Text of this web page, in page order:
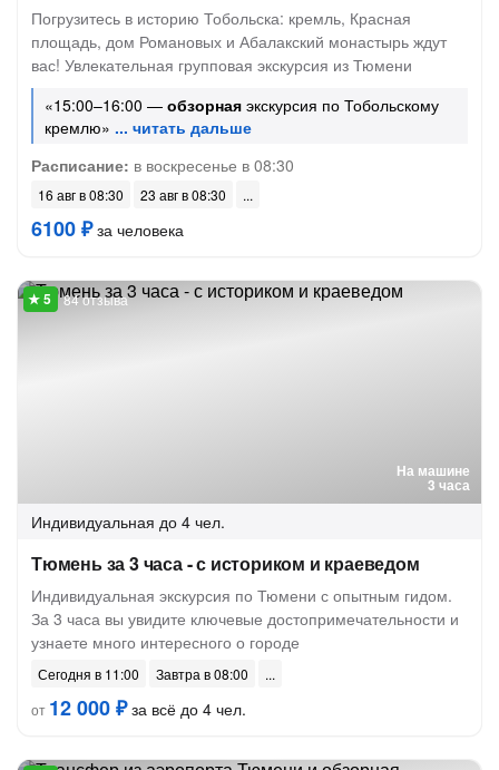
Погрузитесь в историю Тобольска: кремль, Красная
площадь, дом Романовых и Абалакский монастырь ждут
вас! Увлекательная групповая экскурсия из Тюмени
«15:00–16:00 — обзорная экскурсия по Тобольскому
кремлю»
Расписание: в воскресенье в 08:30
16 авг в 08:30 23 авг в 08:30
6100 ₽за человека
На машине
3 часа
84 отзыва
Индивидуальная до 4 чел.
Тюмень за 3 часа - с историком и краеведом
Индивидуальная экскурсия по Тюмени с опытным гидом.
За 3 часа вы увидите ключевые достопримечательности и
узнаете много интересного о городе
Сегодня в 11:00
Завтра в 08:00
от 12 000 ₽за всё до 4 чел.